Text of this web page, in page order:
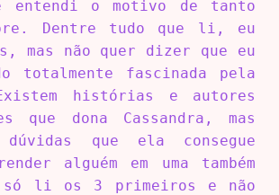
entendi o motivo de tanto
Dentre tudo que li, eu
mas não quer dizer que eu
totalmente fascinada pela
histórias e autores
que dona Cassandra, mas
que ela consegue
alguém em uma também
só li os 3 primeiros e não